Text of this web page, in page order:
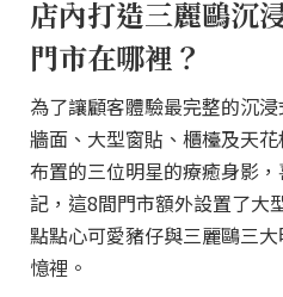
店內打造三麗鷗
門市在哪裡？
為了讓顧客體驗最完整的沉
牆面、大型窗貼、櫃檯及天
布置的三位明星的療癒身影
記，這8間門市額外設置了大
點點心可愛豬仔與三麗鷗三
憶裡。